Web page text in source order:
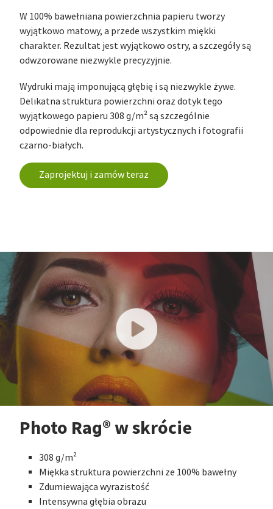
W 100% bawełniana powierzchnia papieru tworzy
wyjątkowo matowy, a przede wszystkim miękki
charakter. Rezultat jest wyjątkowo ostry, a szczegóły są
odwzorowane niezwykle precyzyjnie.
Wydruki mają imponującą głębię i są niezwykle żywe.
Delikatna struktura powierzchni oraz dotyk tego
wyjątkowego papieru 308 g/m² są szczególnie
odpowiednie dla reprodukcji artystycznych i fotografii
czarno-białych.
Zaprojektuj i zamów teraz
Photo Rag® w skrócie
308 g/m²
Miękka struktura powierzchni ze 100% bawełny
Zdumiewająca wyrazistość
Intensywna głębia obrazu